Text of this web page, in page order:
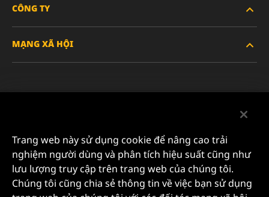
XE HÀNH KHÁCH VÀ XE TẢI NHẸ
CÔNG TY
VỀ CHÚNG TÔI
SỰ NGHIỆP
QUYỀN RIÊNG TƯ DỮ LIỆU
MẠNG XÃ HỘI
Facebook
YouTube
MANN+HUMMEL FILTER TECHNOLOGY (S.E.A.) PTE
Trang web này sử dụng cookie để nâng cao trải
nghiệm người dùng và phân tích hiệu suất cũng như
lưu lượng truy cập trên trang web của chúng tôi.
Chúng tôi cũng chia sẻ thông tin về việc bạn sử dụng